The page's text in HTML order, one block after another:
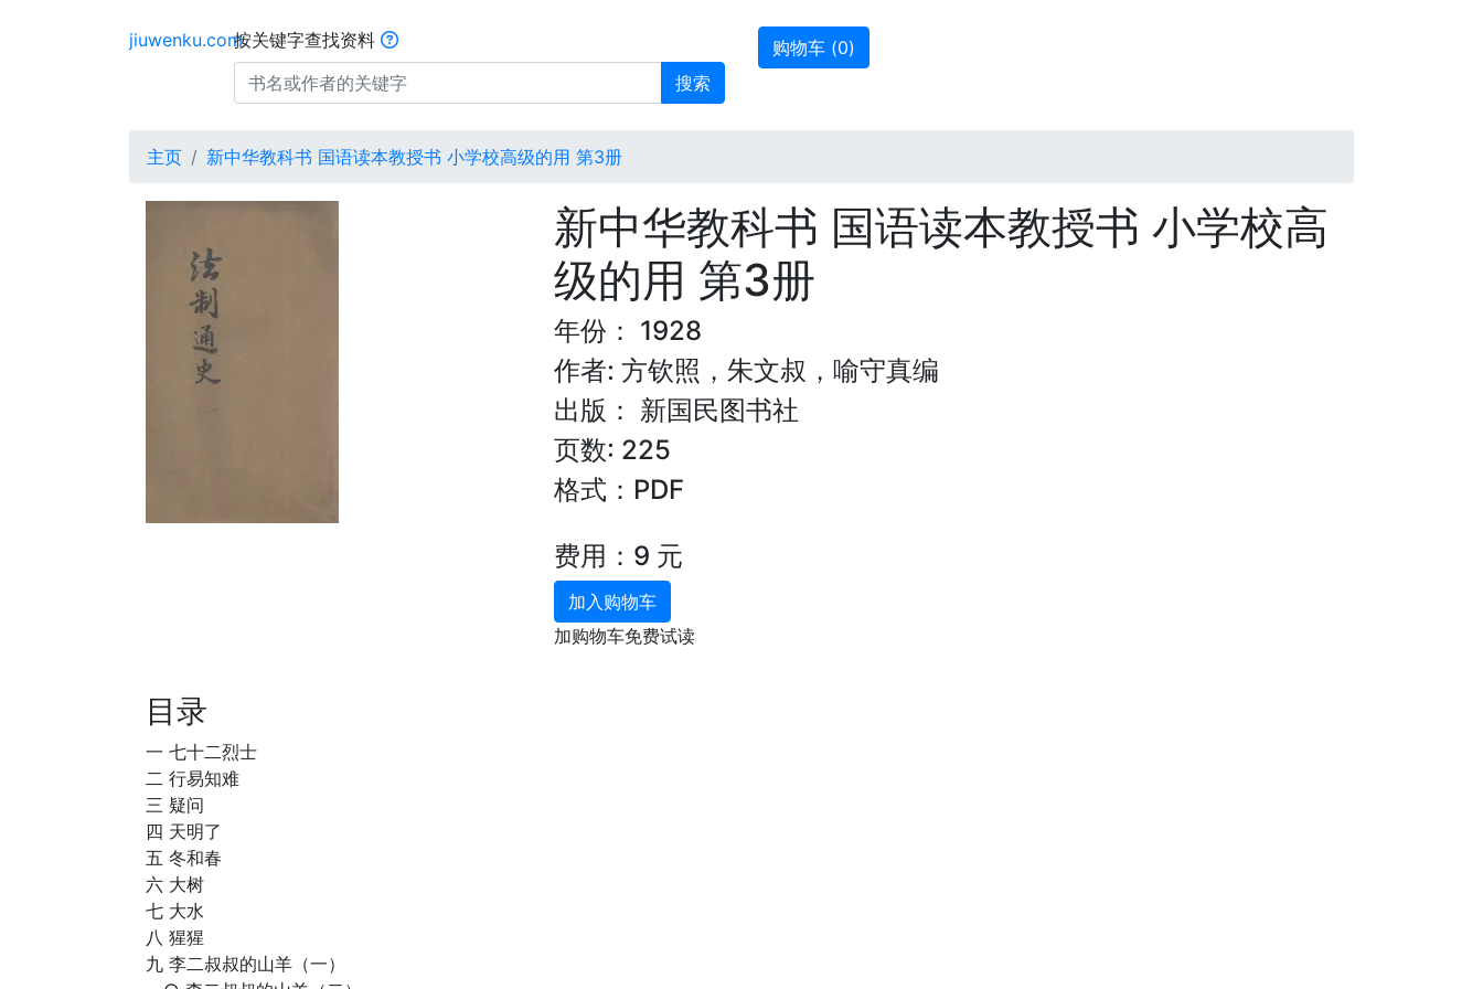
jiuwenku.com按关键字查找资料
搜索
购物车 (0)
主页 新中华教科书 国语读本教授书 小学校高级的用 第3册
新中华教科书 国语读本教授书 小学校高
级的用 第3册
年份： 1928
作者: 方钦照，朱文叔，喻守真编
出版： 新国民图书社
页数: 225
格式：PDF
费用：9 元
加入购物车
加购物车免费试读
目录
一 七十二烈士
二 行易知难
三 疑问
四 天明了
五 冬和春
六 大树
七 大水
八 猩猩
九 李二叔叔的山羊（一）